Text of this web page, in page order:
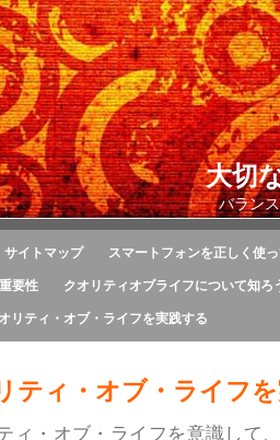
大切
バラン
サイトマップ スマートフォンを正しく使
要性 クオリティオブライフについて知ろ
リティ・オブ・ライフを実践する
ティ・オブ・ライフ
ィ・オブ・ライフを意識して